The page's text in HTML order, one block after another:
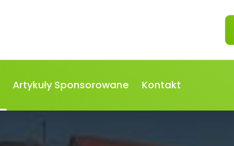
Artykuły Sponsorowane Kontakt